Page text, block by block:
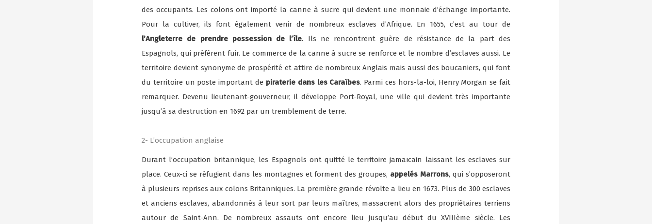
des occupants. Les colons ont importé la canne à sucre qui devient une monnaie d’échange importante.
Pour la cultiver, ils font également venir de nombreux esclaves d’Afrique. En 1655, c’est au tour de
l’Angleterre de prendre possession de l’île. Ils ne rencontrent guère de résistance de la part des
Espagnols, qui préfèrent fuir. Le commerce de la canne à sucre se renforce et le nombre d’esclaves aussi. Le
territoire devient synonyme de prospérité et attire de nombreux Anglais mais aussi des boucaniers, qui font
du territoire un poste important de piraterie dans les Caraïbes. Parmi ces hors-la-loi, Henry Morgan se fait
remarquer. Devenu lieutenant-gouverneur, il développe Port-Royal, une ville qui devient très importante
jusqu’à sa destruction en 1692 par un tremblement de terre.
2- L’occupation anglaise
Durant l’occupation britannique, les Espagnols ont quitté le territoire jamaïcain laissant les esclaves sur
place. Ceux-ci se réfugient dans les montagnes et forment des groupes, appelés Marrons, qui s’opposeront
à plusieurs reprises aux colons Britanniques. La première grande révolte a lieu en 1673. Plus de 300 esclaves
et anciens esclaves, abandonnés à leur sort par leurs maîtres, massacrent alors des propriétaires terriens
autour de Saint-Ann. De nombreux assauts ont encore lieu jusqu’au début du XVIIIème siècle. Les